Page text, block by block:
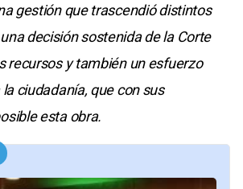
gestión que trascendió distintos
decisión sostenida de la Corte
recursos y también un esfuerzo
ciudadanía, que con sus
esta obra.